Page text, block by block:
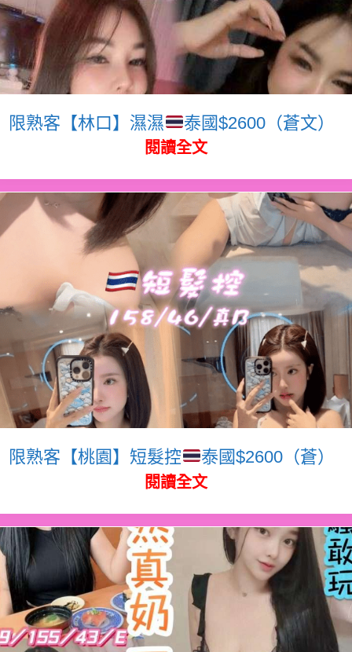
限熟客【林口】濕濕 泰國$2600（蒼文）
閱讀全文
限熟客【桃園】短髮控 泰國$2600（蒼）
閱讀全文